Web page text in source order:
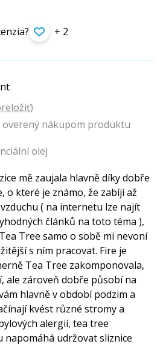
+ 2
)
overený nákupom produktu
olej
mě zaujala hlavně díky dobře
o které je známo, že zabíjí až
( na internetu lze najít
článků na toto téma ),
Tree samo o sobě mi nevoní
s ním pracovat. Fire je
Tea Tree zakomponovala,
ale zároveň dobře působí na
hlavně v období podzim a
kvést různé stromy a
alergií, tea tree
napomáhá udržovat sliznice